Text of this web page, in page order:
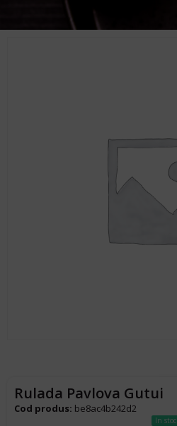
Rulada Pavlova Gutui
Cod produs: be8ac4b242d2
In stoc